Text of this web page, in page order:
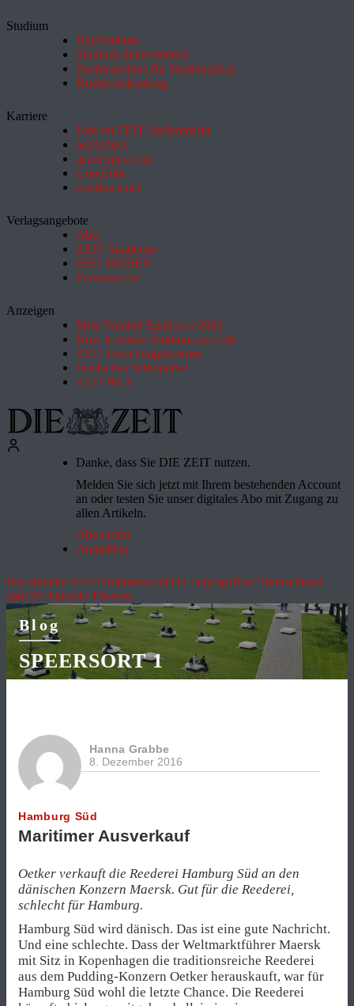
Studium
HeyStudium
Studium-Interessentest
Suchmaschine für Studiengänge
Hochschulranking
Karriere
Jobs im ZEIT Stellenmarkt
academics
academics.com
GoodJobs
e-fellows.net
Verlagsangebote
Abo
ZEIT Akademie
ZEIT REISEN
Partnersuche
Anzeigen
Most Wanted Employer 2026
How it works: Studium und Job
ZEIT Forschungskosmos
Deutsches Schulportal
ZEIT für X
Danke, dass Sie DIE ZEIT nutzen.
Melden Sie sich jetzt mit Ihrem bestehenden Account
an oder testen Sie unser digitales Abo mit Zugang zu
allen Artikeln.
Abo testen
Anmelden
Die aktuelle ZEITDrohnenvorfall in LeipzigHitze"Deutschland
spricht"Aktuelle Themen
Blog
SPEERSORT 1
Hanna Grabbe
8. Dezember 2016
Hamburg Süd
Maritimer Ausverkauf
Oetker verkauft die Reederei Hamburg Süd an den
dänischen Konzern Maersk. Gut für die Reederei,
schlecht für Hamburg.
Hamburg Süd wird dänisch. Das ist eine gute Nachricht.
Und eine schlechte. Dass der Weltmarktführer Maersk
mit Sitz in Kopenhagen die traditionsreiche Reederei
aus dem Pudding-Konzern Oetker herauskauft, war für
Hamburg Süd wohl die letzte Chance. Die Reederei